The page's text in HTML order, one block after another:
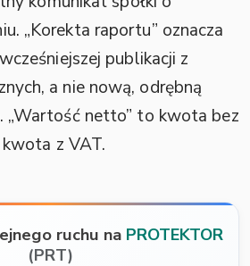
„Korekta raportu” oznacza
publikacji z
a nie nową, odrębną
„Wartość netto” to kwota bez
z VAT.
ruchu na PROTEKTOR
(PRT)